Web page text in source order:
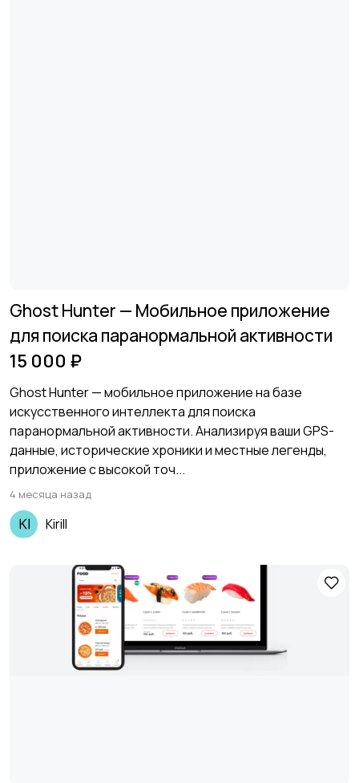
Ghost Hunter — Мобильное приложение
для поиска паранормальной активности
15 000 ₽
Ghost Hunter — мобильное приложение на базе
искусственного интеллекта для поиска
паранормальной активности. Анализируя ваши GPS-
данные, исторические хроники и местные легенды,
приложение с высокой точ...
4 месяца назад
Kirill